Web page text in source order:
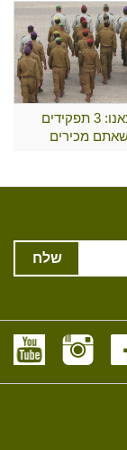
חיפשנו ומצאנו: 3 תפקידים
שאתם מכירים
שלח